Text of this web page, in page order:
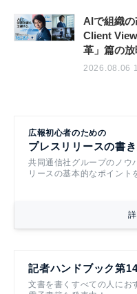
AIで組織
Client
革」篇の
2026.08.06
広報初心者のための
プレスリリースの書
共同通信社グループのノウ
リースの基本的なポイント
記者ハンドブック第
文書を書くすべての人にお